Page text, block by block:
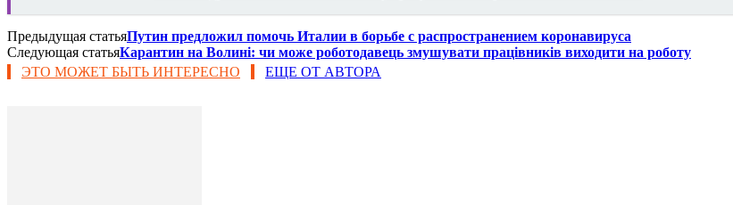
Предыдущая статьяПутин предложил помочь Италии в борьбе с распространением коронавируса
Следующая статьяКарантин на Волині: чи може роботодавець змушувати працівників виходити на роботу
ЭТО МОЖЕТ БЫТЬ ИНТЕРЕСНО
ЕЩЕ ОТ АВТОРА